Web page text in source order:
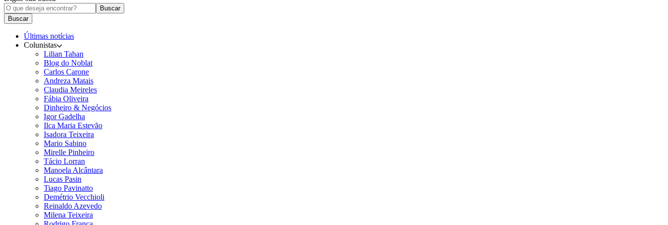
Buscar
Buscar
Últimas notícias
Colunistas
Lilian Tahan
Blog do Noblat
Carlos Carone
Andreza Matais
Claudia Meireles
Fábia Oliveira
Dinheiro & Negócios
Igor Gadelha
Ilca Maria Estevão
Isadora Teixeira
Mario Sabino
Mirelle Pinheiro
Tácio Lorran
Manoela Alcântara
Lucas Pasin
Tiago Pavinatto
Demétrio Vecchioli
Reinaldo Azevedo
Milena Teixeira